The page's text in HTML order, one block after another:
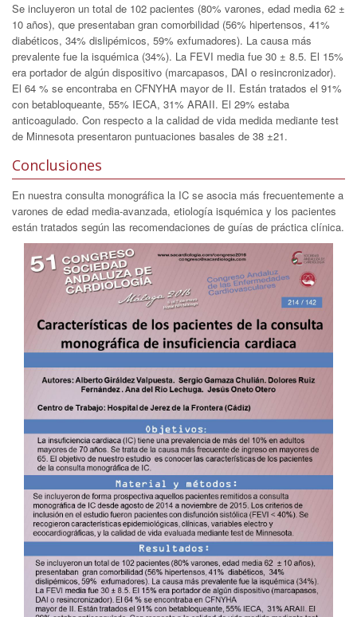
Se incluyeron un total de 102 pacientes (80% varones, edad media 62 ±
10 años), que presentaban gran comorbilidad (56% hipertensos, 41%
diabéticos, 34% dislipémicos, 59% exfumadores). La causa más
prevalente fue la isquémica (34%). La FEVI media fue 30 ± 8.5. El 15%
era portador de algún dispositivo (marcapasos, DAI o resincronizador).
El 64 % se encontraba en CFNYHA mayor de II. Están tratados el 91%
con betabloqueante, 55% IECA, 31% ARAII. El 29% estaba
anticoagulado. Con respecto a la calidad de vida medida mediante test
de Minnesota presentaron puntuaciones basales de 38 ±21.
Conclusiones
En nuestra consulta monográfica la IC se asocia más frecuentemente a
varones de edad media-avanzada, etiología isquémica y los pacientes
están tratados según las recomendaciones de guías de práctica clínica.